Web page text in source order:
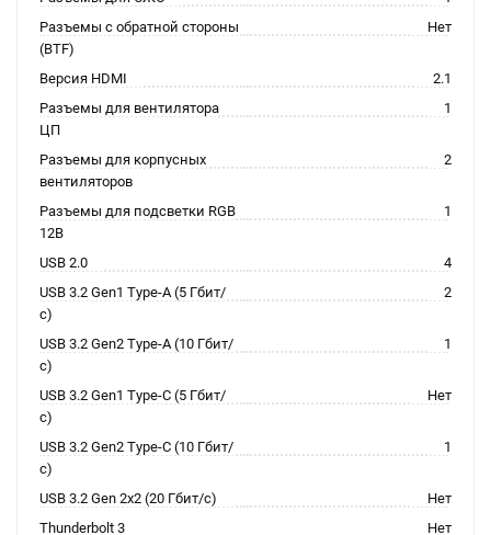
Разъемы с обратной стороны
(BTF)
Нет
Версия HDMI
2.1
Разъемы для вентилятора
ЦП
1
Разъемы для корпусных
вентиляторов
2
Разъемы для подсветки RGB
12В
1
USB 2.0
4
USB 3.2 Gen1 Type-A (5 Гбит/
с)
2
USB 3.2 Gen2 Type-A (10 Гбит/
с)
1
USB 3.2 Gen1 Type-C (5 Гбит/
с)
Нет
USB 3.2 Gen2 Type-C (10 Гбит/
с)
1
USB 3.2 Gen 2x2 (20 Гбит/с)
Нет
Thunderbolt 3
Нет